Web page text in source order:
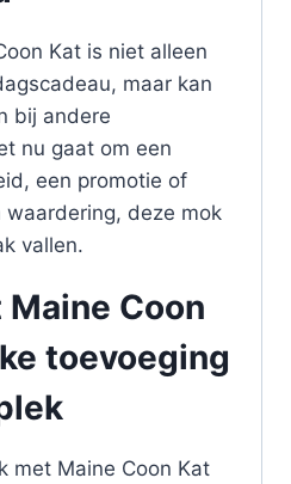
Kat is niet alleen
maar kan
bij andere
nu gaat om een
een promotie of
deze mok
vallen.
Coon
toevoeging
met Maine Coon Kat